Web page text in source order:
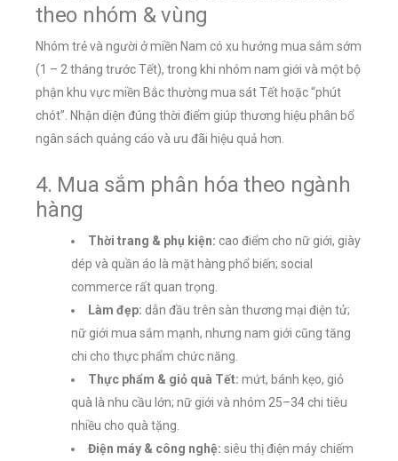
theo nhóm & vùng
Nhóm trẻ và người ở miền Nam có xu hướng mua sắm sớm
(1 – 2 tháng trước Tết), trong khi nhóm nam giới và một bộ
phận khu vực miền Bắc thường mua sát Tết hoặc “phút
chót”. Nhận diện đúng thời điểm giúp thương hiệu phân bổ
ngân sách quảng cáo và ưu đãi hiệu quả hơn.
4. Mua sắm phân hóa theo ngành
hàng
Thời trang & phụ kiện: cao điểm cho nữ giới, giày
dép và quần áo là mặt hàng phổ biến; social
commerce rất quan trọng.
Làm đẹp: dẫn đầu trên sàn thương mại điện tử;
nữ giới mua sắm mạnh, nhưng nam giới cũng tăng
chi cho thực phẩm chức năng.
Thực phẩm & giỏ quà Tết: mứt, bánh kẹo, giỏ
quà là nhu cầu lớn; nữ giới và nhóm 25–34 chi tiêu
nhiều cho quà tặng.
Điện máy & công nghệ: siêu thị điện máy chiếm